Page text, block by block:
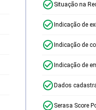
Situação na
Indicação de
Indicação de
Indicação de
Dados
Serasa Score